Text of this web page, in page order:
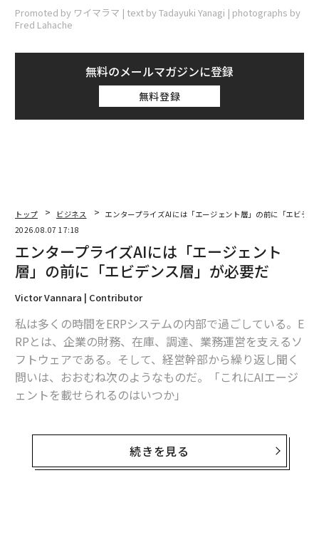
Promoted by ワイマラマ | text by Tadayuki Yanagi | photographs by
Fred Lahache
無料のメールマガジンに登録
無料登録
トップ ビジネス
エンタープライズAIには「エージェント層」の前に「エビデ
2026.08.07 17:18
エンタープライズAIには「エージェント
層」の前に「エビデンス層」が必要だ
Victor Vannara | Contributor
私は多くの時間をERPシステムの内部で過ごしている。E
RPとは、企業の財務、在庫、調達、業務運営を支えるソ
フトウェアである。そして、経営幹部から繰り返し聞く
問いは、おおむね次のようなものだ。「これにAIエージ
ェントを載せられるのはいつか」
エージェントが有用ではないからではない。有用であ
続きを見る